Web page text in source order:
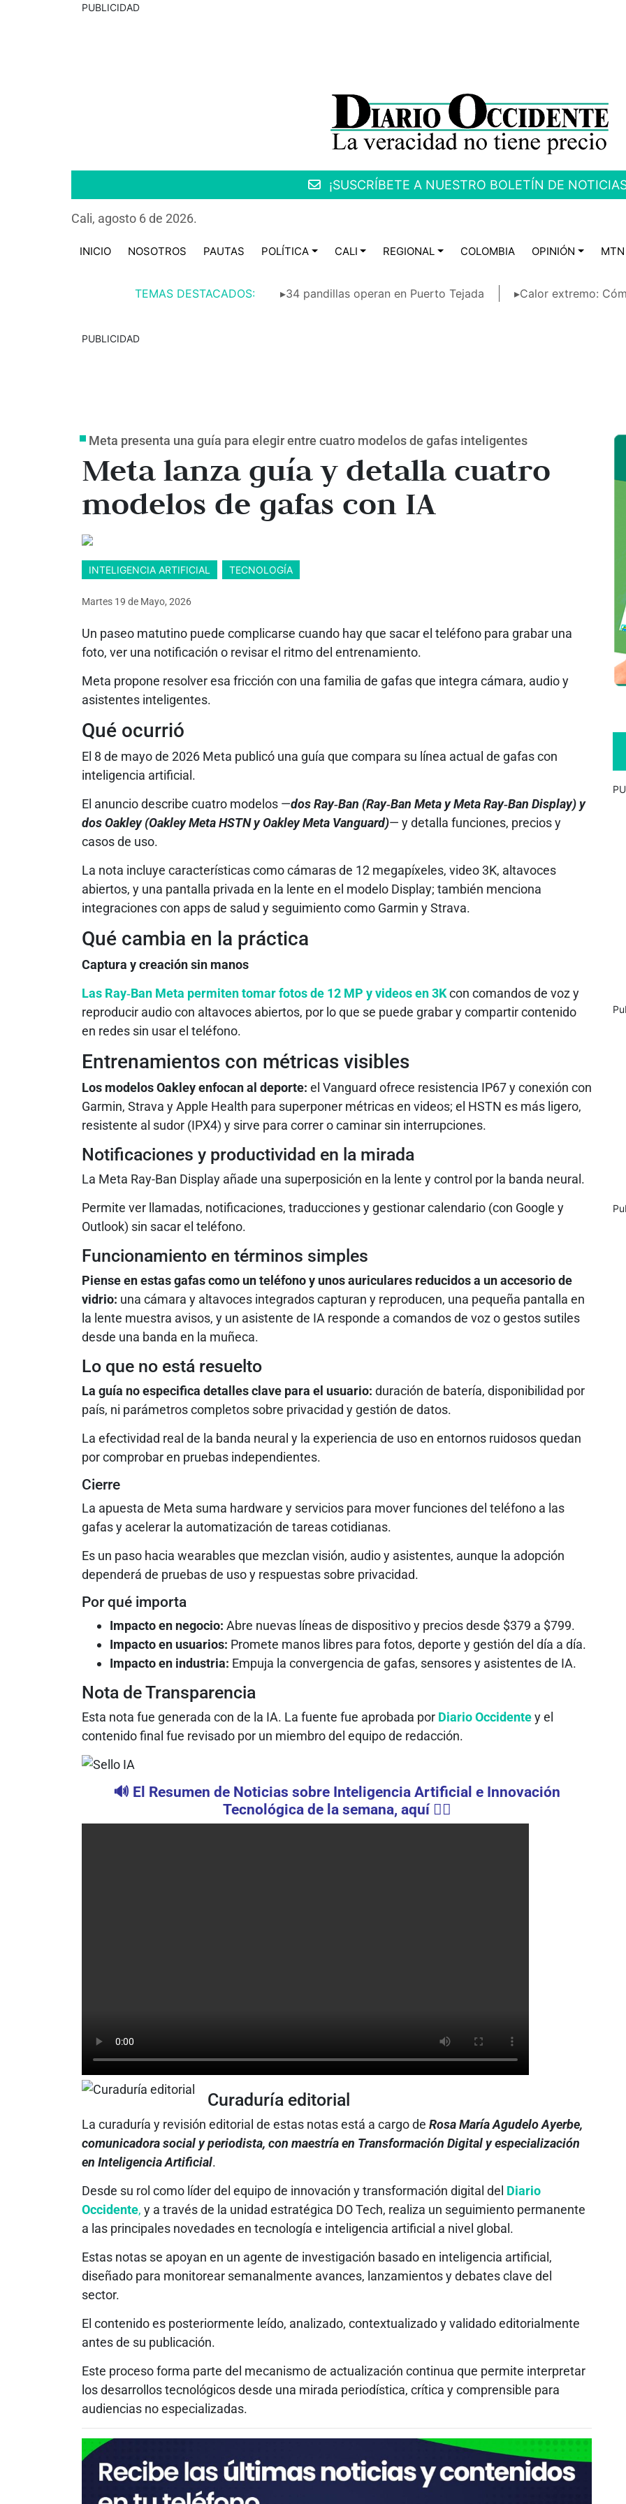
PUBLICIDAD
¡SUSCRÍBETE A NUESTRO BOLETÍN DE
Cali, agosto 6 de 2026.
INICIO NOSOTROS PAUTAS POLÍTICA CALI REGIONAL COLOMBIA OPINIÓN MTN
TEMAS DESTACADOS: ▸34 pandillas operan en Puerto Tejada ▸Calor extremo:
PUBLICIDAD
Meta presenta una guía para elegir entre cuatro modelos de gafas inteligentes
Meta lanza guía y detalla cuatro
modelos de gafas con IA
INTELIGENCIA ARTIFICIAL TECNOLOGÍA
Martes 19 de Mayo, 2026
Un paseo matutino puede complicarse cuando hay que sacar el teléfono para grabar una
foto, ver una notificación o revisar el ritmo del entrenamiento.
Meta propone resolver esa fricción con una familia de gafas que integra cámara, audio y
asistentes inteligentes.
Qué ocurrió
El 8 de mayo de 2026 Meta publicó una guía que compara su línea actual de gafas con
inteligencia artificial.
El anuncio describe cuatro modelos —dos Ray‑Ban (Ray‑Ban Meta y Meta Ray‑Ban Display) y
dos Oakley (Oakley Meta HSTN y Oakley Meta Vanguard)— y detalla funciones, precios y
casos de uso.
La nota incluye características como cámaras de 12 megapíxeles, video 3K, altavoces
abiertos, y una pantalla privada en la lente en el modelo Display; también menciona
integraciones con apps de salud y seguimiento como Garmin y Strava.
Qué cambia en la práctica
Captura y creación sin manos
Las Ray‑Ban Meta permiten tomar fotos de 12 MP y videos en 3Kcon comandos de voz y
reproducir audio con altavoces abiertos, por lo que se puede grabar y compartir contenido
en redes sin usar el teléfono.
Entrenamientos con métricas visibles
Los modelos Oakley enfocan al deporte: el Vanguard ofrece resistencia IP67 y conexión con
Garmin, Strava y Apple Health para superponer métricas en videos; el HSTN es más ligero,
resistente al sudor (IPX4) y sirve para correr o caminar sin interrupciones.
Notificaciones y productividad en la mirada
La Meta Ray‑Ban Display añade una superposición en la lente y control por la banda neural.
Permite ver llamadas, notificaciones, traducciones y gestionar calendario (con Google y
Outlook) sin sacar el teléfono.
Funcionamiento en términos simples
Piense en estas gafas como un teléfono y unos auriculares reducidos a un accesorio de
vidrio: una cámara y altavoces integrados capturan y reproducen, una pequeña pantalla en
la lente muestra avisos, y un asistente de IA responde a comandos de voz o gestos sutiles
desde una banda en la muñeca.
Lo que no está resuelto
La guía no especifica detalles clave para el usuario: duración de batería, disponibilidad por
país, ni parámetros completos sobre privacidad y gestión de datos.
La efectividad real de la banda neural y la experiencia de uso en entornos ruidosos quedan
por comprobar en pruebas independientes.
Cierre
La apuesta de Meta suma hardware y servicios para mover funciones del teléfono a las
gafas y acelerar la automatización de tareas cotidianas.
Es un paso hacia wearables que mezclan visión, audio y asistentes, aunque la adopción
dependerá de pruebas de uso y respuestas sobre privacidad.
Por qué importa
Impacto en negocio: Abre nuevas líneas de dispositivo y precios desde $379 a $799.
Impacto en usuarios: Promete manos libres para fotos, deporte y gestión del día a día.
Impacto en industria: Empuja la convergencia de gafas, sensores y asistentes de IA.
Nota de Transparencia
Esta nota fue generada con de la IA. La fuente fue aprobada por Diario Occidentey el
contenido final fue revisado por un miembro del equipo de redacción.
🔊 El Resumen de Noticias sobre Inteligencia Artificial e Innovación
Tecnológica de la semana, aquí 👇🏻
Curaduría editorial
La curaduría y revisión editorial de estas notas está a cargo de Rosa María Agudelo Ayerbe,
comunicadora social y periodista, con maestría en Transformación Digital y especialización
en Inteligencia Artificial.
Desde su rol como líder del equipo de innovación y transformación digital del Diario
Occidente, y a través de la unidad estratégica DO Tech, realiza un seguimiento permanente
a las principales novedades en tecnología e inteligencia artificial a nivel global.
Estas notas se apoyan en un agente de investigación basado en inteligencia artificial,
diseñado para monitorear semanalmente avances, lanzamientos y debates clave del
sector.
El contenido es posteriormente leído, analizado, contextualizado y validado editorialmente
antes de su publicación.
Este proceso forma parte del mecanismo de actualización continua que permite interpretar
los desarrollos tecnológicos desde una mirada periodística, crítica y comprensible para
audiencias no especializadas.